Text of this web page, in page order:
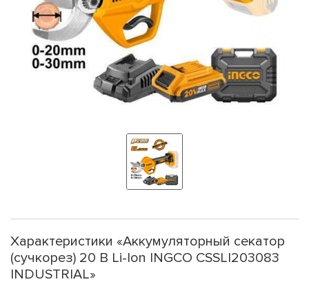
Характеристики «Аккумуляторный секатор
(сучкорез) 20 В Li-Ion INGCO CSSLI203083
INDUSTRIAL»